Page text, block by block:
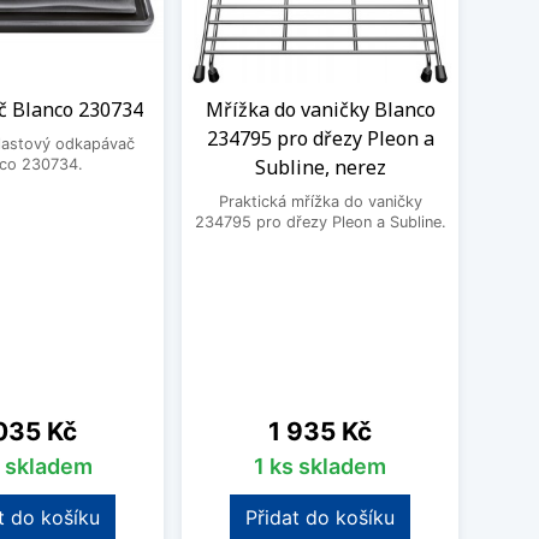
Blanco 230734
odkapávač
230734.
Kč
skladem
do košíku
Mřížka do vaničky Blanco
234795 pro dřezy Pleon a
Subline, nerez
Praktická mřížka do vaničky
234795 pro dřezy Pleon a Subline.
Cena
1 935 Kč
1 ks skladem
Přidat do košíku